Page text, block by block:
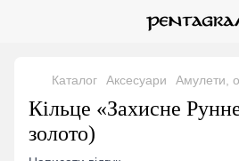
Каталог Аксесуари Амулети,
Кільце «Захисне
золото)